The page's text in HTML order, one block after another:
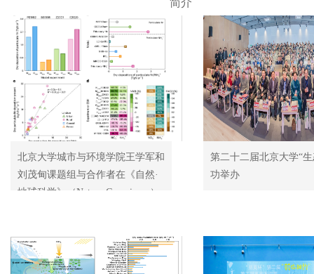
简介
北京大学城市与环境学院王学军和
刘茂甸课题组与合作者在《自然·
地球科学》（Nature Geoscience）
第二十二届北京大学“
功举办